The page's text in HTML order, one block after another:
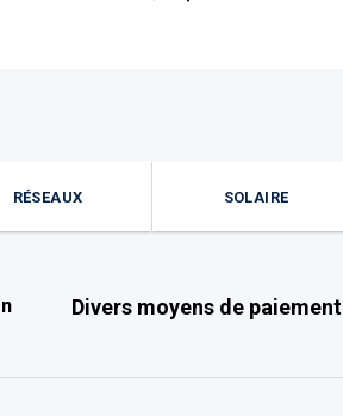
RÉSEAUX SOLAIRE
Divers moyens de paiement